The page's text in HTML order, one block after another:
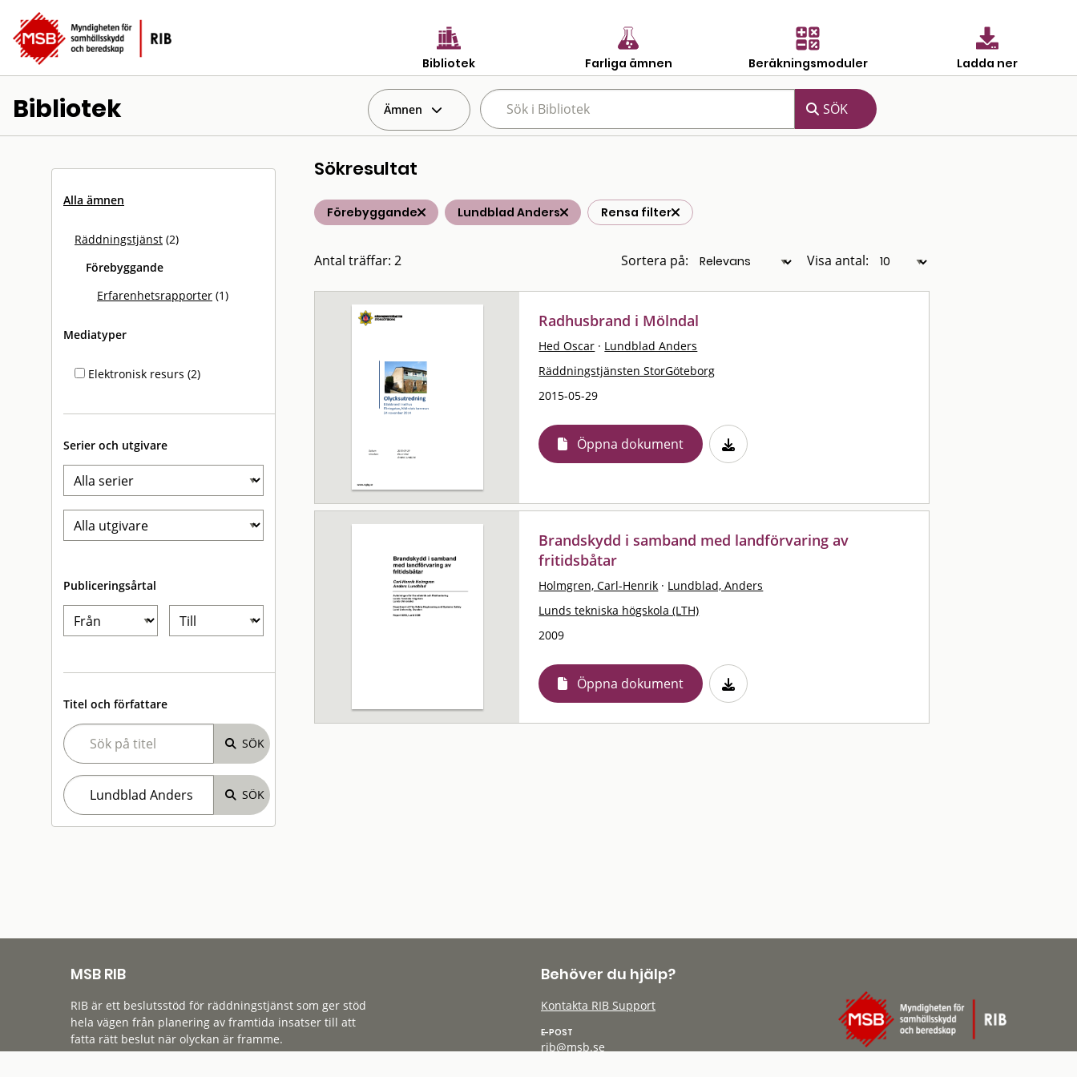
Bibliotek Farliga ämnen Beräkningsmoduler Ladda ner
Bibliotek Ämnen
Alla ämnen
Räddningstjänst (2)
Förebyggande
Erfarenhetsrapporter (1)
Mediatyper
Elektronisk resurs (2)
Serier och utgivare
Publiceringsårtal
Titel och författare
Sökresultat
Förebyggande Lundblad Anders Rensa filter
Antal träffar: 2 Sortera på: Visa antal:
Radhusbrand i Mölndal
Hed Oscar · Lundblad Anders
Räddningstjänsten StorGöteborg
2015-05-29
Öppna dokument
Brandskydd i samband med landförvaring av
fritidsbåtar
Holmgren, Carl-Henrik · Lundblad, Anders
Lunds tekniska högskola (LTH)
2009
Öppna dokument
MSB RIB
RIB är ett beslutsstöd för räddningstjänst som ger stöd
hela vägen från planering av framtida insatser till att
fatta rätt beslut när olyckan är framme.
Behöver du hjälp?
Kontakta RIB Support
E-POST
rib@msb.se